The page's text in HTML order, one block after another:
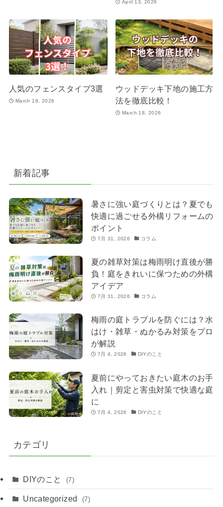
April 13, 2026
人気のフェンスタイプ3選
March 18, 2026
ウッドデッキ下地の施工方
法を徹底比較！
March 18, 2026
新着記事
暑さに強い庭づくりとは？夏でも
快適に過ごせる外構リフォームの
ポイント
7月 31, 2026 コラム
夏の雑草対策は梅雨明け直後が勝
負！庭をきれいに保つための外構
アイデア
7月 31, 2026 コラム
梅雨の庭トラブルを防ぐには？水
はけ・雑草・ぬかるみ対策をプロ
が解説
7月 4, 2026 DIYのこと
夏前にやっておきたい庭木のお手
入れ｜剪定と害虫対策で快適な庭
に
7月 4, 2026 DIYのこと
カテゴリ
DIYのこと (7)
Uncategorized (7)